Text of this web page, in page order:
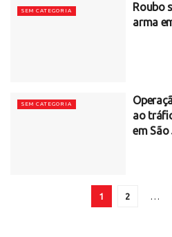
SEM CATEGORIA
Roubo
arma
SEM CATEGORIA
ao
em São
1 2 …